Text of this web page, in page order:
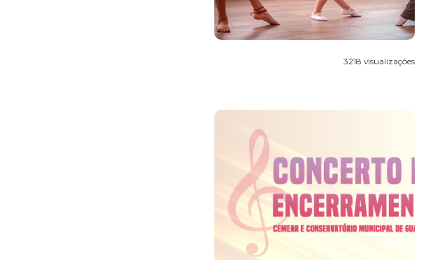
3218 visualizações